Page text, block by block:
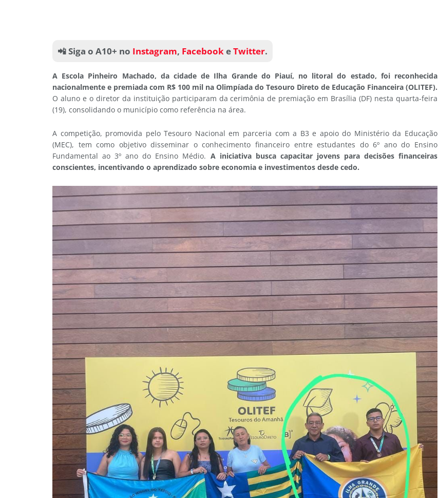
📲 Siga o A10+ no Instagram, FacebookeTwitter.
A Escola Pinheiro Machado, da cidade de Ilha Grande do Piauí, no litoral do estado, foi reconhecida
nacionalmente e premiada com R$ 100 mil na Olimpíada do Tesouro Direto de Educação Financeira (OLITEF).
O aluno e o diretor da instituição participaram da cerimônia de premiação em Brasília (DF) nesta quarta-feira
(19), consolidando o município como referência na área.
A competição, promovida pelo Tesouro Nacional em parceria com a B3 e apoio do Ministério da Educação
(MEC), tem como objetivo disseminar o conhecimento financeiro entre estudantes do 6º ano do Ensino
Fundamental ao 3º ano do Ensino Médio. A iniciativa busca capacitar jovens para decisões financeiras
conscientes, incentivando o aprendizado sobre economia e investimentos desde cedo.